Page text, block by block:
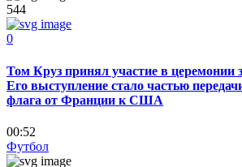
544
0
Том Круз принял участие в
Его выступление стало частью
флага от Франции к США
00:52
Футбол